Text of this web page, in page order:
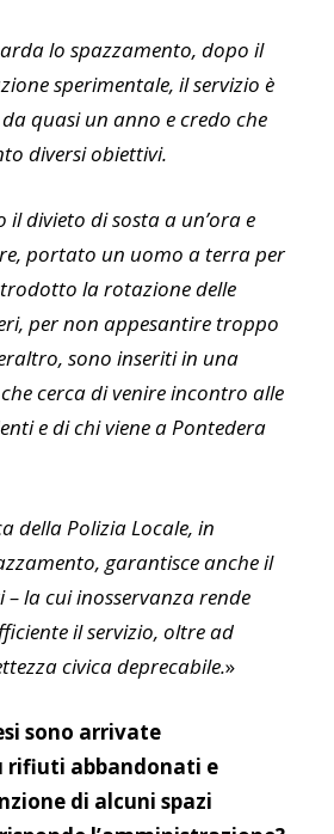
lo spazzamento, dopo il
sperimentale, il servizio è
quasi un anno e credo che
diversi obiettivi.
divieto di sosta a un’ora e
portato un uomo a terra per
la rotazione delle
per non appesantire troppo
sono inseriti in una
cerca di venire incontro alle
e di chi viene a Pontedera
della Polizia Locale, in
garantisce anche il
la cui inosservanza rende
il servizio, oltre ad
civica deprecabile.»
sono arrivate
rifiuti abbandonati e
di alcuni spazi